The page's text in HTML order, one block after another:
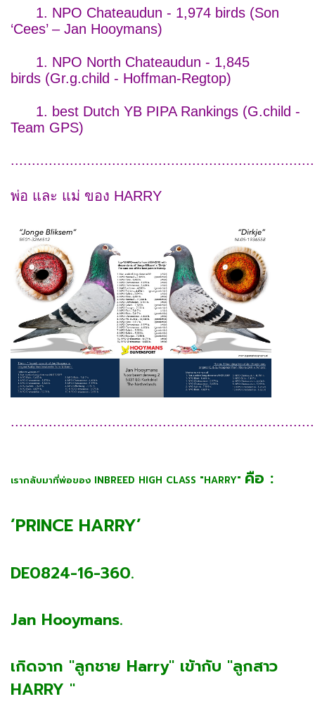
1. NPO Chateaudun - 1,974 birds (Son
‘Cees’ – Jan Hooymans)
1. NPO North Chateaudun - 1,845
birds (Gr.g.child - Hoffman-Regtop)
1. best Dutch YB PIPA Rankings (G.child -
Team GPS)
พ่อ และ แม่ ของ HARRY
เรากลับมาที่พ่อของ INBREED HIGH CLASS "HARRY" คือ :
‘PRINCE HARRY’
DE0824-16-360.
Jan Hooymans.
เกิดจาก "ลูกชาย Harry" เข้ากับ "ลูกสาว
HARRY "